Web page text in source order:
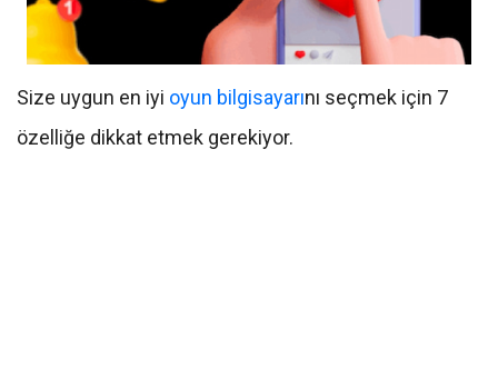
Size uygun en iyi oyun bilgisayarını seçmek için 7
özelliğe dikkat etmek gerekiyor.